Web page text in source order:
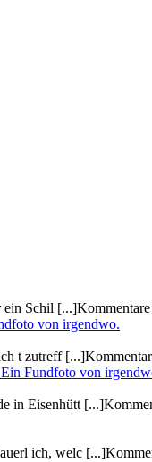
Schil
von irgendwo.
t zutreff
Fundfoto von
in Eisenhütt
ich, welc